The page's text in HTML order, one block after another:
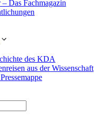
Das Fachmagazin
des KDA
aus der Wissenschaft